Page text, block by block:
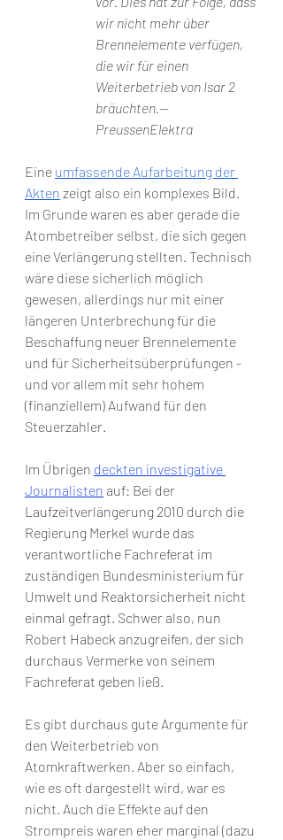
wir nicht mehr über
Brennelemente verfügen,
die wir für einen
Weiterbetrieb von Isar 2
bräuchten.—
PreussenElektra
Eine umfassende Aufarbeitung der
Akten zeigt also ein komplexes Bild.
Im Grunde waren es aber gerade die
Atombetreiber selbst, die sich gegen
eine Verlängerung stellten. Technisch
wäre diese sicherlich möglich
gewesen, allerdings nur mit einer
längeren Unterbrechung für die
Beschaffung neuer Brennelemente
und für Sicherheitsüberprüfungen -
und vor allem mit sehr hohem
(finanziellem) Aufwand für den
Steuerzahler.
Im Übrigen deckten investigative
Journalisten auf: Bei der
Laufzeitverlängerung 2010 durch die
Regierung Merkel wurde das
verantwortliche Fachreferat im
zuständigen Bundesministerium für
Umwelt und Reaktorsicherheit nicht
einmal gefragt. Schwer also, nun
Robert Habeck anzugreifen, der sich
durchaus Vermerke von seinem
Fachreferat geben ließ.
Es gibt durchaus gute Argumente für
den Weiterbetrieb von
Atomkraftwerken. Aber so einfach,
wie es oft dargestellt wird, war es
nicht. Auch die Effekte auf den
Strompreis waren eher marginal (dazu